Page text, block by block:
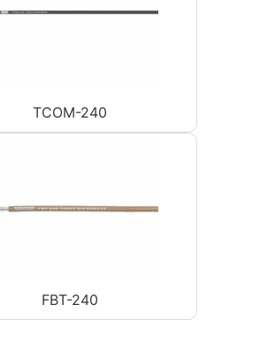
TCOM-240
FBT-240